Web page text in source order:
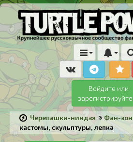
Войдите или
Черепашки-ниндзя Фан-
кастомы, скульптуры, лепка